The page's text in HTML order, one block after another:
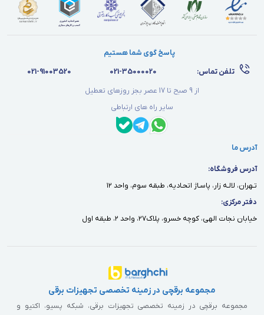
پاسخ گوی شما هستیم
تلفن تماس:
021-35000020
021-91003520
از 9 صبح تا 17 عصر بجز روزهای تعطیل
سایر راه های ارتباطی
آدرس ما
آدرس فروشگاه:
تـهران، لالـه زار، پاسـاژ اتحـاديه، طبقه سوم، واحد ١٢
دفتر مركزى:
خيابان نجات الهى، كوچه خسرو، پلاك٢٧، واحد ٢، طبقه اول
مجموعه برقچی در زمینه تخصصی تجهیزات برقی
مجموعه برقچی در زمینه تخصصی تجهیزات برقی، شبکه پسیو، اکتیو و